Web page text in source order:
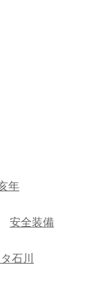
年
安全装備
石川